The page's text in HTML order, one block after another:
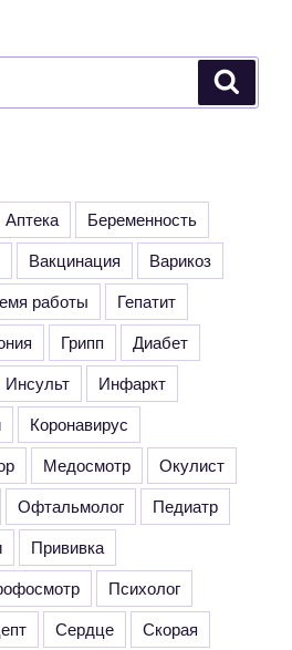
Аптека
Беременность
Вакцинация
Варикоз
работы
Гепатит
Грипп
Диабет
Инсульт
Инфаркт
Коронавирус
Медосмотр
Окулист
Офтальмолог
Педиатр
Прививка
Психолог
Сердце
Скорая